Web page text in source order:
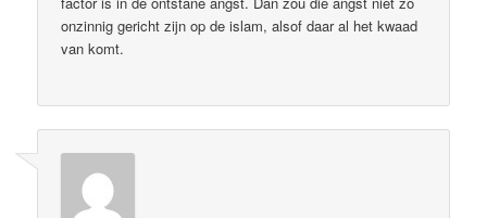
onzinnig gericht zijn op de islam, alsof daar al het kwaad
van komt.